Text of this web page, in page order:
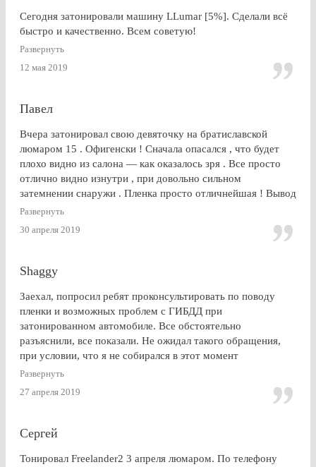
Сегодня затонировали машину LLumar [5%]. Сделали всё
быстро и качественно. Всем советую!
Развернуть
12 мая 2019
Павел
Вчера затонировал свою девяточку на братиславской
люмаром 15 . Офигенски ! Сначала опасался , что будет
плохо видно из салона — как оказалось зря . Все просто
отлично видно изнутри , при довольно сильном
затемнении снаружи . Пленка просто отличнейшая ! Вывод
: Очень доволен . Буду советовать эту контору друзьям и
Развернуть
30 апреля 2019
Shaggy
Заехал, попросил ребят проконсультировать по поводу
пленки и возможных проблем с ГИБДД при
затонированном автомобиле. Все обстоятельно
разъяснили, все показали. Не ожидал такого обращения,
при условии, что я не собирался в этот момент
тонироваться. для сравнения заехал на Оставшковское
дешевле. в очередной раз убедился (хорошо, что не на
решил, что буду тонироваться
Развернуть
27 апреля 2019
Сергей
Тонировал Freelander2 3 апреля люмаром. По телефону